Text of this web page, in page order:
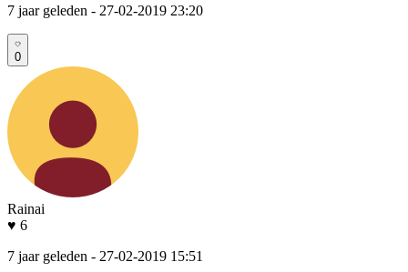
7 jaar geleden - 27-02-2019 23:20
0
Rainai
♥ 6
7 jaar geleden - 27-02-2019 15:51